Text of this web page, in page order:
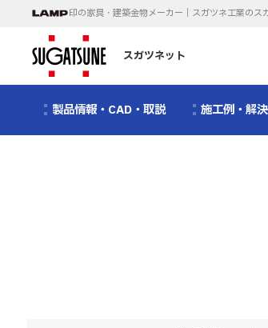
印の家具・建築金物メーカー｜スガツネ工業のス
スガツネット
製品情報・CAD・取説 施工例・解